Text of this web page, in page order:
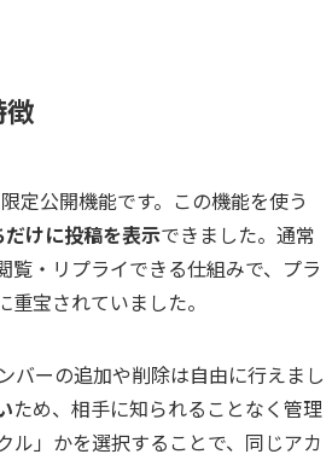
定公開機能です。この機能を使う
けに投稿を表示できました。通常
・リプライできる仕組みで、プラ
宝されていました。
バーの追加や削除は自由に行えまし
ため、相手に知られることなく管理
ル」かを選択することで、同じアカ